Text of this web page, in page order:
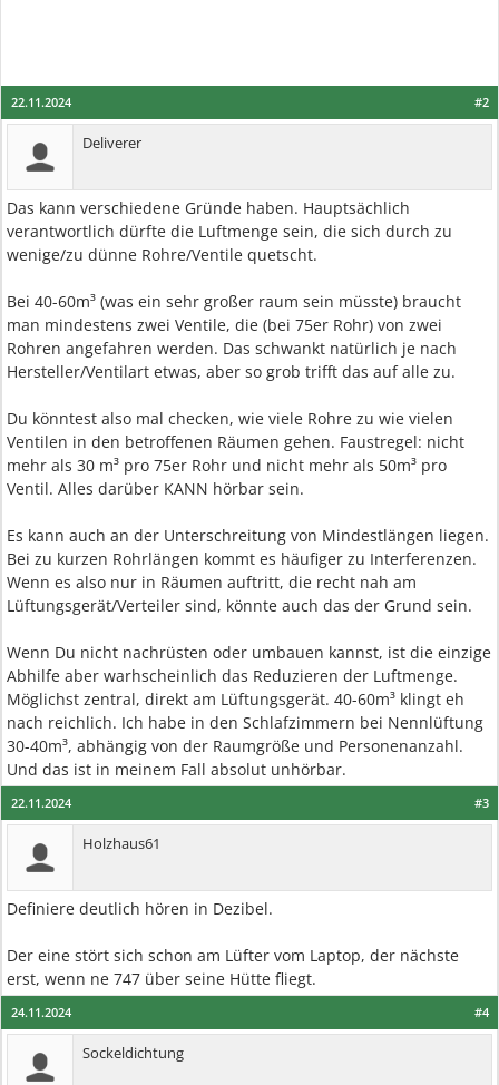
#2
22.11.2024
Deliverer
Das kann verschiedene Gründe haben. Hauptsächlich
verantwortlich dürfte die Luftmenge sein, die sich durch zu
wenige/zu dünne Rohre/Ventile quetscht.
Bei 40-60m³ (was ein sehr großer raum sein müsste) braucht
man mindestens zwei Ventile, die (bei 75er Rohr) von zwei
Rohren angefahren werden. Das schwankt natürlich je nach
Hersteller/Ventilart etwas, aber so grob trifft das auf alle zu.
Du könntest also mal checken, wie viele Rohre zu wie vielen
Ventilen in den betroffenen Räumen gehen. Faustregel: nicht
mehr als 30 m³ pro 75er Rohr und nicht mehr als 50m³ pro
Ventil. Alles darüber KANN hörbar sein.
Es kann auch an der Unterschreitung von Mindestlängen liegen.
Bei zu kurzen Rohrlängen kommt es häufiger zu Interferenzen.
Wenn es also nur in Räumen auftritt, die recht nah am
Lüftungsgerät/Verteiler sind, könnte auch das der Grund sein.
Wenn Du nicht nachrüsten oder umbauen kannst, ist die einzige
Abhilfe aber warhscheinlich das Reduzieren der Luftmenge.
Möglichst zentral, direkt am Lüftungsgerät. 40-60m³ klingt eh
nach reichlich. Ich habe in den Schlafzimmern bei Nennlüftung
30-40m³, abhängig von der Raumgröße und Personenanzahl.
Und das ist in meinem Fall absolut unhörbar.
#3
22.11.2024
Holzhaus61
Definiere deutlich hören in Dezibel.
Der eine stört sich schon am Lüfter vom Laptop, der nächste
erst, wenn ne 747 über seine Hütte fliegt.
#4
24.11.2024
Sockeldichtung